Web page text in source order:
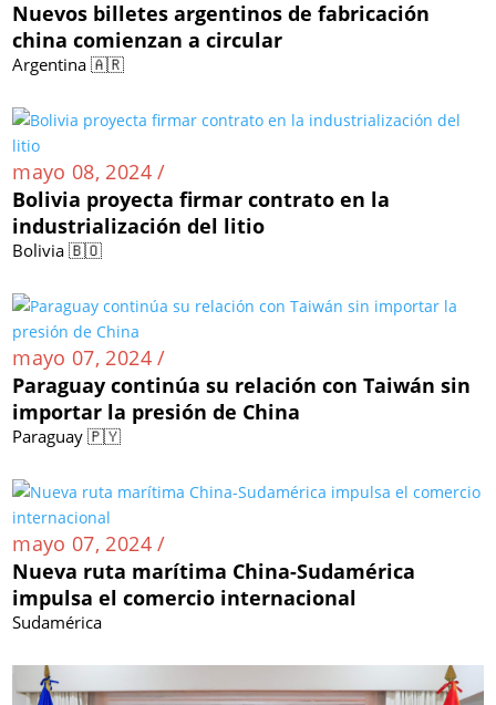
Nuevos billetes argentinos de fabricación
china comienzan a circular
Argentina 🇦🇷
mayo 08, 2024 /
Bolivia proyecta firmar contrato en la
industrialización del litio
Bolivia 🇧🇴
mayo 07, 2024 /
Paraguay continúa su relación con Taiwán sin
importar la presión de China
Paraguay 🇵🇾
mayo 07, 2024 /
Nueva ruta marítima China-Sudamérica
impulsa el comercio internacional
Sudamérica